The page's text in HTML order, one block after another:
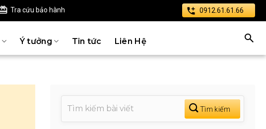
Tra cứu bảo hành 0912.61.61.66
Ý tưởng Tin tức Liên Hệ